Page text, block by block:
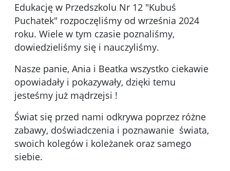
Edukację w Przedszkolu Nr 12 "Kubuś
Puchatek" rozpoczęliśmy od września 2024
roku. Wiele w tym czasie poznaliśmy,
dowiedzieliśmy się i nauczyliśmy.
Nasze panie, Ania i Beatka wszystko ciekawie
opowiadały i pokazywały, dzięki temu
jesteśmy już mądrzejsi !
Świat się przed nami odkrywa poprzez różne
zabawy, doświadczenia i poznawanie świata,
swoich kolegów i koleżanek oraz samego
siebie.